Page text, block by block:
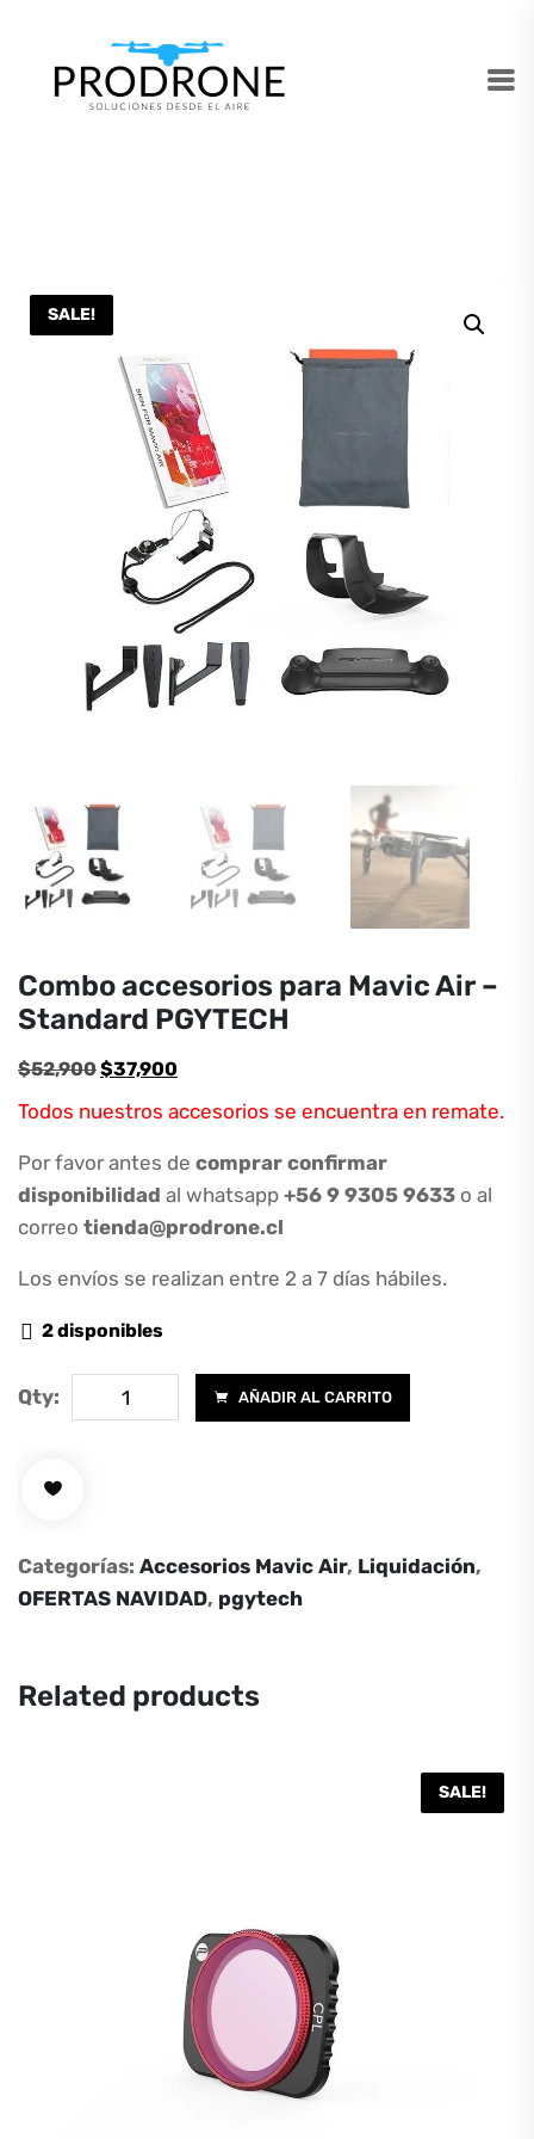
SALE!
Combo accesorios para Mavic Air –
Standard PGYTECH
$52,900El
original
era:
$52,900.
$37,900
actual
es:
$37,900.
Todos nuestros accesorios se encuentra en remate.
Por favor antes de comprar confirmar
disponibilidad al whatsapp +56 9 9305 9633 o al
correo tienda@prodrone.cl
Los envíos se realizan entre 2 a 7 días hábiles.
2 disponibles
Qty: Combo
accesorios
Mavic
Standard
PGYTECH
AÑADIR AL CARRITO
Categorías: Accesorios Mavic Air, Liquidación,
OFERTAS NAVIDAD, pgytech
Related products
SALE!